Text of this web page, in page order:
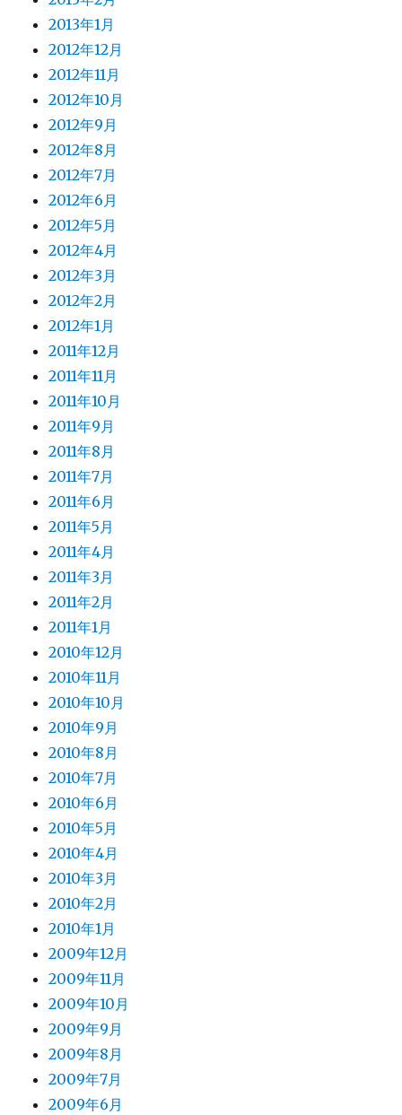
2013年1月
2012年12月
2012年11月
2012年10月
2012年9月
2012年8月
2012年7月
2012年6月
2012年5月
2012年4月
2012年3月
2012年2月
2012年1月
2011年12月
2011年11月
2011年10月
2011年9月
2011年8月
2011年7月
2011年6月
2011年5月
2011年4月
2011年3月
2011年2月
2011年1月
2010年12月
2010年11月
2010年10月
2010年9月
2010年8月
2010年7月
2010年6月
2010年5月
2010年4月
2010年3月
2010年2月
2010年1月
2009年12月
2009年11月
2009年10月
2009年9月
2009年8月
2009年7月
2009年6月